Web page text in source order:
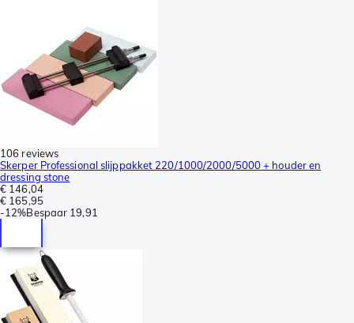
106 reviews
Skerper Professional slijppakket 220/1000/2000/5000 + houder en
dressing stone
€ 146,04
€ 165,95
-12%Bespaar 19,91